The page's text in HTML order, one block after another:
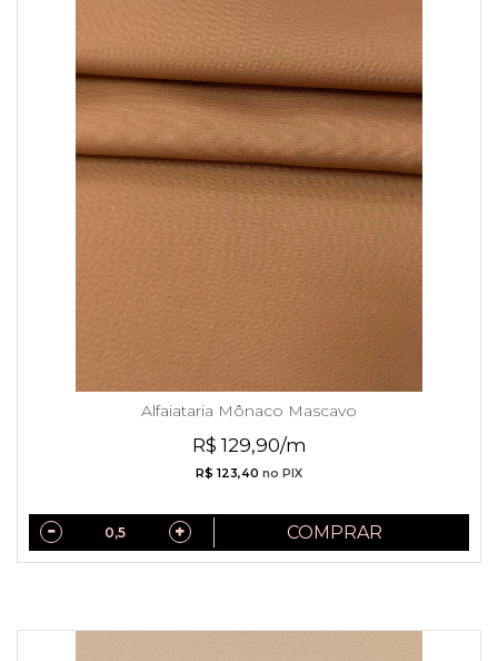
Alfaiataria Mônaco Mascavo
R$ 129,90/m
R$ 123,40 no PIX
COMPRAR